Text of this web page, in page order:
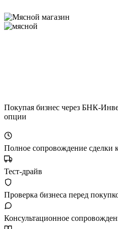
Покупая бизнес через БНК-
опции
Полное сопровождение сделки
Тест-драйв
Проверка бизнеса перед
Консультационное